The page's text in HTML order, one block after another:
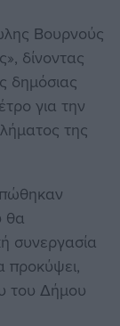
Βουρνούς
δίνοντας
δημόσιας
για την
της
θα
συνεργασία
προκύψει,
του Δήμου